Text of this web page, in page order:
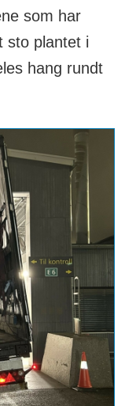
som har
sto plantet i
hang rundt